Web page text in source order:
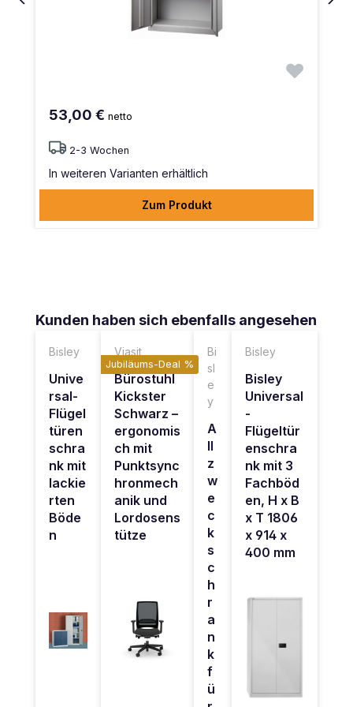
53,00 € netto
2-3 Wochen
In weiteren Varianten erhältlich
Zum Produkt
Produktgalerie überspringen
Kunden haben sich ebenfalls angesehen
Bisley
Unive
rsal-
Flügel
türen
schra
nk mit
lackie
rten
Böde
n
Viasit
Jubiläums-Deal %
Bürostuhl
Kickster
Schwarz –
ergonomis
ch mit
Punktsync
hronmech
anik und
Lordosens
tütze
Bi
sl
e
y
A
ll
z
w
e
c
k
s
c
h
r
a
n
k
f
ü
Bisley
Bisley
Universal
-
Flügeltür
enschra
nk mit 3
Fachböd
en, H x B
x T 1806
x 914 x
400 mm